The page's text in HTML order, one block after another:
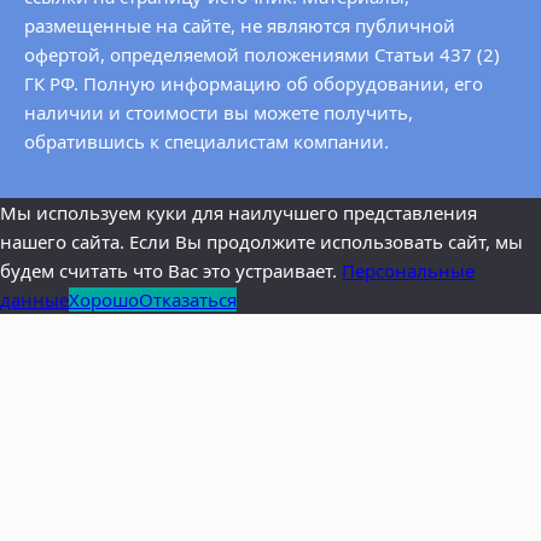
размещенные на сайте, не являются публичной
офертой, определяемой положениями Статьи 437 (2)
ГК РФ. Полную информацию об оборудовании, его
наличии и стоимости вы можете получить,
обратившись к специалистам компании.
Мы используем куки для наилучшего представления
нашего сайта. Если Вы продолжите использовать сайт, мы
будем считать что Вас это устраивает. Персональные
данныеХорошоОтказаться